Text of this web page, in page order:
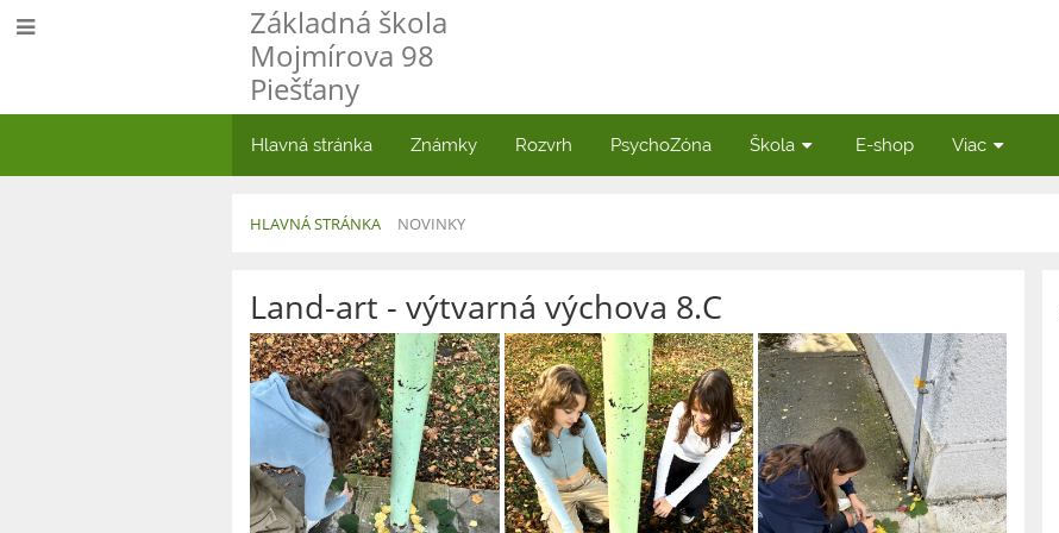
Základná škola
Mojmírova 98
Piešťany
Hlavná stránka Známky Rozvrh PsychoZóna Škola E-shop Viac
HLAVNÁ STRÁNKA NOVINKY
Novinky
Land-art - výtvarná výchova 8.C